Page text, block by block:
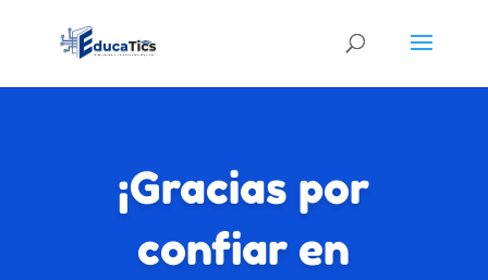
¡Gracias por
confiar en